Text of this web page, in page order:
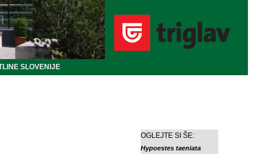
SLOVENIJE
OGLEJTE SI ŠE:
Hypoestes taeniata